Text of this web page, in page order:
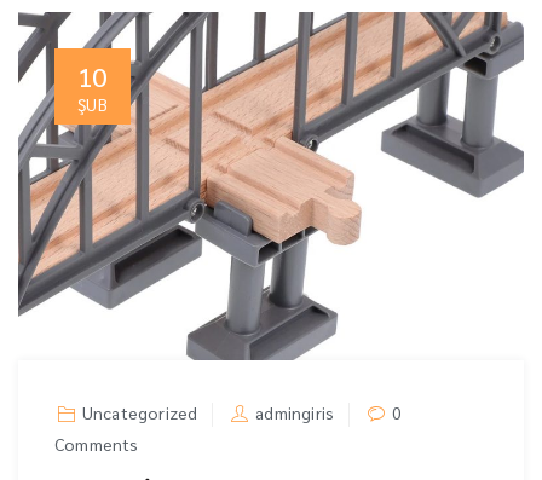
10
ŞUB
Uncategorized admingiris
0
Comments